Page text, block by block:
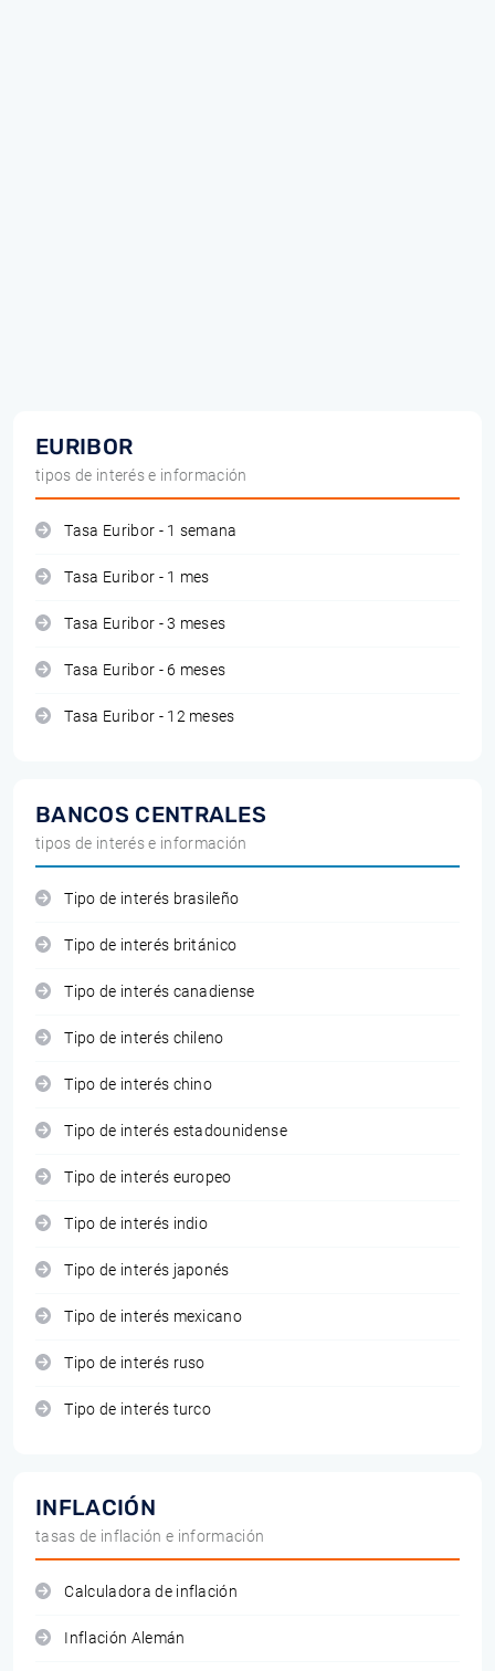
EURIBOR
tipos de interés e información
Tasa Euribor - 1 semana
Tasa Euribor - 1 mes
Tasa Euribor - 3 meses
Tasa Euribor - 6 meses
Tasa Euribor - 12 meses
BANCOS CENTRALES
tipos de interés e información
Tipo de interés brasileño
Tipo de interés británico
Tipo de interés canadiense
Tipo de interés chileno
Tipo de interés chino
Tipo de interés estadounidense
Tipo de interés europeo
Tipo de interés indio
Tipo de interés japonés
Tipo de interés mexicano
Tipo de interés ruso
Tipo de interés turco
INFLACIÓN
tasas de inflación e información
Calculadora de inflación
Inflación Alemán